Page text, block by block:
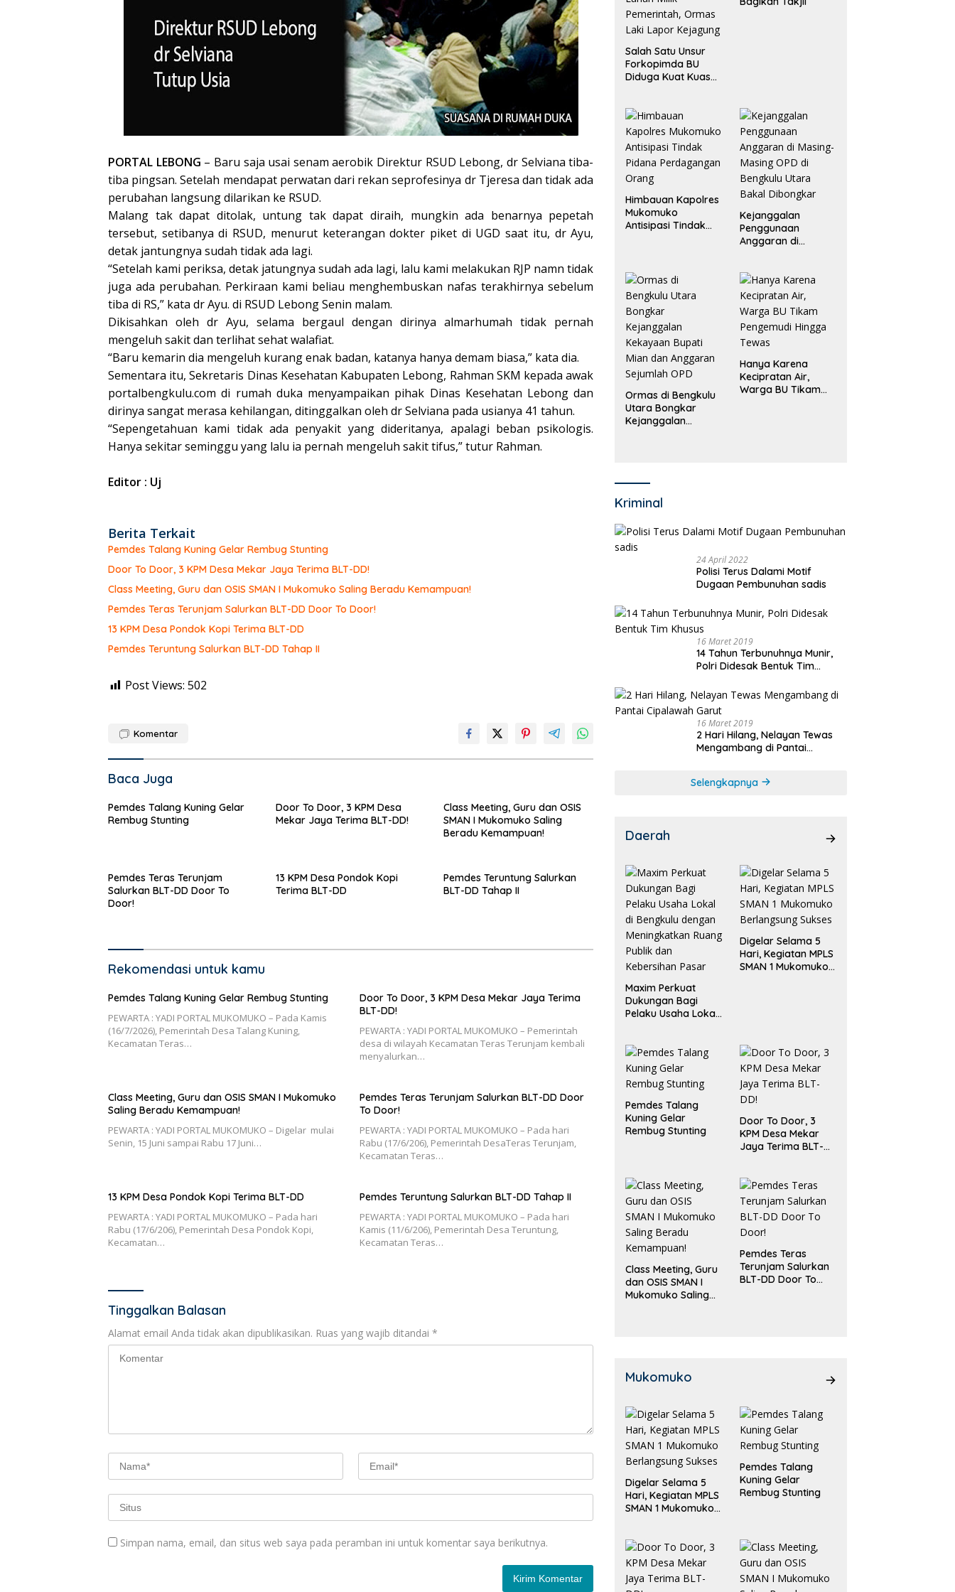
PORTAL LEBONG – Baru saja usai senam aerobik Direktur RSUD Lebong, dr Selviana tiba-
tiba pingsan. Setelah mendapat perwatan dari rekan seprofesinya dr Tjeresa dan tidak ada
perubahan langsung dilarikan ke RSUD.
Malang tak dapat ditolak, untung tak dapat diraih, mungkin ada benarnya pepetah
tersebut, setibanya di RSUD, menurut keterangan dokter piket di UGD saat itu, dr Ayu,
detak jantungnya sudah tidak ada lagi.
“Setelah kami periksa, detak jatungnya sudah ada lagi, lalu kami melakukan RJP namn tidak
juga ada perubahan. Perkiraan kami beliau menghembuskan nafas terakhirnya sebelum
tiba di RS,” kata dr Ayu. di RSUD Lebong Senin malam.
Dikisahkan oleh dr Ayu, selama bergaul dengan dirinya almarhumah tidak pernah
mengeluh sakit dan terlihat sehat walafiat.
“Baru kemarin dia mengeluh kurang enak badan, katanya hanya demam biasa,” kata dia.
Sementara itu, Sekretaris Dinas Kesehatan Kabupaten Lebong, Rahman SKM kepada awak
portalbengkulu.com di rumah duka menyampaikan pihak Dinas Kesehatan Lebong dan
dirinya sangat merasa kehilangan, ditinggalkan oleh dr Selviana pada usianya 41 tahun.
“Sepengetahuan kami tidak ada penyakit yang dideritanya, apalagi beban psikologis.
Hanya sekitar seminggu yang lalu ia pernah mengeluh sakit tifus,” tutur Rahman.
Editor : Uj
Berita Terkait
Pemdes Talang Kuning Gelar Rembug Stunting
Door To Door, 3 KPM Desa Mekar Jaya Terima BLT-DD!
Class Meeting, Guru dan OSIS SMAN I Mukomuko Saling Beradu Kemampuan!
Pemdes Teras Terunjam Salurkan BLT-DD Door To Door!
13 KPM Desa Pondok Kopi Terima BLT-DD
Pemdes Teruntung Salurkan BLT-DD Tahap II
Post Views: 502
Komentar
Baca Juga
Pemdes Talang Kuning Gelar
Rembug Stunting
Door To Door, 3 KPM Desa
Mekar Jaya Terima BLT-DD!
Class Meeting, Guru dan OSIS
SMAN I Mukomuko Saling
Beradu Kemampuan!
Pemdes Teras Terunjam
Salurkan BLT-DD Door To
Door!
13 KPM Desa Pondok Kopi
Terima BLT-DD
Pemdes Teruntung Salurkan
BLT-DD Tahap II
Rekomendasi untuk kamu
Pemdes Talang Kuning Gelar Rembug Stunting
PEWARTA : YADI PORTAL MUKOMUKO – Pada Kamis
(16/7/2026), Pemerintah Desa Talang Kuning,
Kecamatan Teras…
Door To Door, 3 KPM Desa Mekar Jaya Terima
BLT-DD!
PEWARTA : YADI PORTAL MUKOMUKO – Pemerintah
desa di wilayah Kecamatan Teras Terunjam kembali
menyalurkan…
Class Meeting, Guru dan OSIS SMAN I Mukomuko
Saling Beradu Kemampuan!
PEWARTA : YADI PORTAL MUKOMUKO – Digelar mulai
Senin, 15 Juni sampai Rabu 17 Juni…
Pemdes Teras Terunjam Salurkan BLT-DD Door
To Door!
PEWARTA : YADI PORTAL MUKOMUKO – Pada hari
Rabu (17/6/206), Pemerintah DesaTeras Terunjam,
Kecamatan Teras…
13 KPM Desa Pondok Kopi Terima BLT-DD
PEWARTA : YADI PORTAL MUKOMUKO – Pada hari
Rabu (17/6/206), Pemerintah Desa Pondok Kopi,
Kecamatan…
Pemdes Teruntung Salurkan BLT-DD Tahap II
PEWARTA : YADI PORTAL MUKOMUKO – Pada hari
Kamis (11/6/206), Pemerintah Desa Teruntung,
Kecamatan Teras…
Tinggalkan Balasan
Alamat email Anda tidak akan dipublikasikan. Ruas yang wajib ditandai *
Simpan nama, email, dan situs web saya pada peramban ini untuk komentar saya berikutnya.
Salah Satu Unsur
Forkopimda BU
Diduga Kuat Kuasai
Laki Lapor
Kejagung
Himbauan Kapolres
Mukomuko
Antisipasi Tindak
Kejanggalan
Penggunaan
Anggaran di
Bakal Dibongkar
Ormas di Bengkulu
Utara Bongkar
Kejanggalan
Hanya Karena
Kecipratan Air,
Warga BU Tikam
Kriminal
24 April 2022
Polisi Terus Dalami Motif
Dugaan Pembunuhan sadis
16 Maret 2019
14 Tahun Terbunuhnya Munir,
Polri Didesak Bentuk Tim
16 Maret 2019
2 Hari Hilang, Nelayan Tewas
Mengambang di Pantai
Selengkapnya
Daerah
Maxim Perkuat
Dukungan Bagi
Pelaku Usaha Lokal
Ruang Publik dan
Kebersihan Pasar
Digelar Selama 5
Hari, Kegiatan MPLS
SMAN 1 Mukomuko
Pemdes Talang
Kuning Gelar
Rembug Stunting
Door To Door, 3
KPM Desa Mekar
Jaya Terima BLT-
Class Meeting, Guru
dan OSIS SMAN I
Mukomuko Saling
Pemdes Teras
Terunjam Salurkan
BLT-DD Door To
Mukomuko
Digelar Selama 5
Hari, Kegiatan MPLS
SMAN 1 Mukomuko
Pemdes Talang
Kuning Gelar
Rembug Stunting